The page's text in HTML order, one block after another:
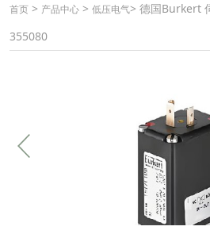
首页 > 产品中心 > 低压电气> 德国Burkert
355080